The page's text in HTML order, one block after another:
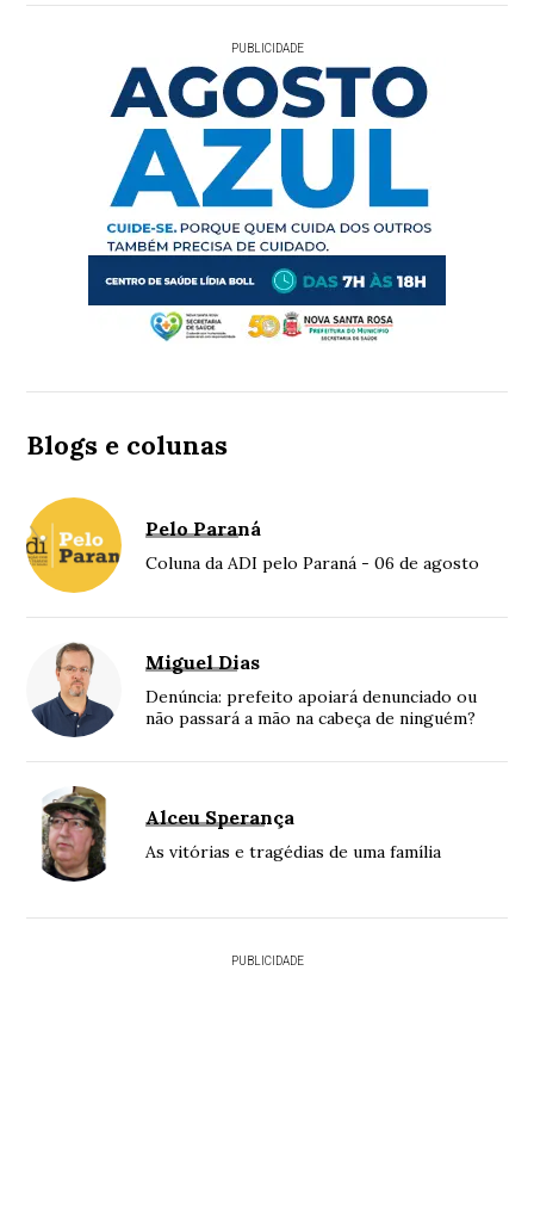
PUBLICIDADE
Blogs e colunas
Pelo Paraná
Coluna da ADI pelo Paraná - 06 de agosto
Miguel Dias
Denúncia: prefeito apoiará denunciado ou
não passará a mão na cabeça de ninguém?
Alceu Sperança
As vitórias e tragédias de uma família
PUBLICIDADE